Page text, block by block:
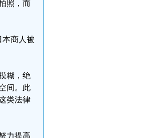
照，而
本商人被
糊，绝
间。此
类法律
力提高